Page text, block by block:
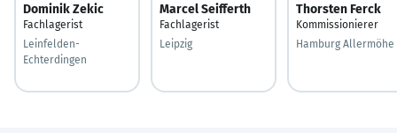
Dominik Zekic
Fachlagerist
Leinfelden-
Echterdingen
Marcel Seifferth
Fachlagerist
Leipzig
Thorsten Ferck
Kommissionierer
Hamburg Allermöhe